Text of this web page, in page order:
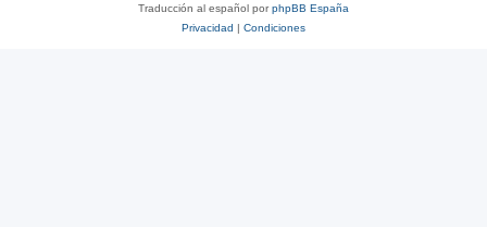
Traducción al español porphpBB España
Privacidad | Condiciones